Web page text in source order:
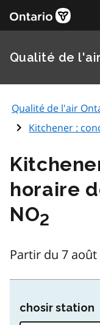
Qualité de
Qualité de l'air
Kitchener :
horaire
NO2
Partir du 7 août